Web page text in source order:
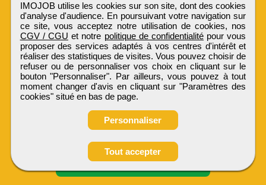
Obtenir ses
coordonnées
IMOJOB utilise les cookies sur son site, dont des cookies
d'analyse d'audience. En poursuivant votre navigation sur
ce site, vous acceptez notre utilisation de cookies, nos
CGV / CGU et notre politique de confidentialité pour vous
proposer des services adaptés à vos centres d'intérêt et
réaliser des statistiques de visites. Vous pouvez choisir de
refuser ou de personnaliser vos choix en cliquant sur le
bouton "Personnaliser". Par ailleurs, vous pouvez à tout
moment changer d'avis en cliquant sur "Paramètres des
cookies" situé en bas de page.
Personnaliser
Tout accepter
IMOJOB
Tous droits réservés © 1999 - 2026